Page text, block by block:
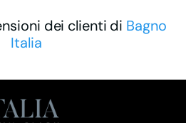
dei clienti di Bagno
Italia